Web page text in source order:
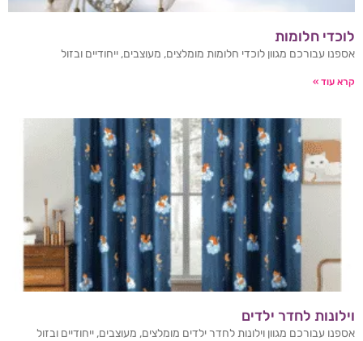
לוכדי חלומות
אספנו עבורכם מגוון לוכדי חלומות מומלצים, מעוצבים, ייחודיים ובזול
קרא עוד »
וילונות לחדר ילדים
אספנו עבורכם מגוון וילונות לחדר ילדים מומלצים, מעוצבים, ייחודיים ובזול